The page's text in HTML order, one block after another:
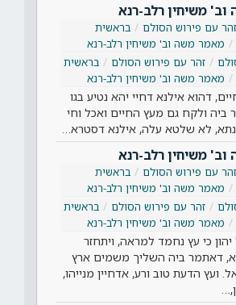
משיחין רלב-רנא
זהר עם פירוש הסולם
בראשית
מאמר משה וב' משיחין רלב-רנא
זהר עם פירוש הסולם
בראשית
מאמר משה וב' משיחין רלב-רנא
דהוא אילנא דחיי יהא נטיע בגו
ביה ולקח גם מעץ החיים ואכל וחי
לא שלטא עלה, אילנא דסטרא…
משיחין רלב-רנא
זהר עם פירוש הסולם
בראשית
מאמר משה וב' משיחין רלב-רנא
זהר עם פירוש הסולם
בראשית
מאמר משה וב' משיחין רלב-רנא
יהון כי עץ נחמד למראה, ויתחזר
דאתמר ביה השליך משמים ארץ
ועץ הדעת טוב ורע, אדחיין מנייהו,